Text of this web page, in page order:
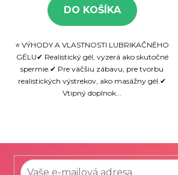
DO KOŠÍKA
⭐ VÝHODY A VLASTNOSTI LUBRIKAČNÉHO
GÉLU✔ Realistický gél, vyzerá ako skutočné
spermie.✔ Pre väčšiu zábavu, pre tvorbu
realistických výstrekov, ako masážny gél.✔
Vtipný doplnok...